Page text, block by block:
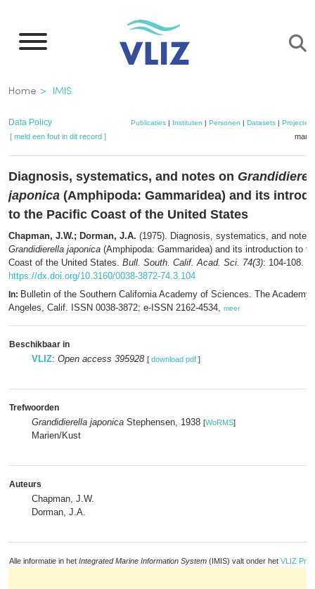
naar
inhoud
gaan
Kruimelpad
Home IMIS
Data Policy Publicaties| Instituten | Personen | Datasets| Projecten
[ meld een fout in dit record ]
Diagnosis, systematics, and notes on
japonica (Amphipoda: Gammaridea) and its
to the Pacific Coast of the United States
Chapman, J.W.; Dorman, J.A. (1975). Diagnosis, systematics, and notes
Grandidierella japonica (Amphipoda: Gammaridea) and its introduction to
Coast of the United States. Bull. South. Calif. Acad. Sci. 74(3): 104-108.
https://dx.doi.org/10.3160/0038-3872-74.3.104
In: Bulletin of the Southern California Academy of Sciences. The
Angeles, Calif. ISSN 0038-3872; e-ISSN 2162-4534, meer
Beschikbaar in
VLIZ: Open access 395928 [ download pdf ]
Trefwoorden
Grandidierella japonica Stephensen, 1938 [WoRMS]
Marien/Kust
Auteurs
Chapman, J.W.
Dorman, J.A.
Alle informatie in het Integrated Marine Information System (IMIS) valt onder het VLIZ